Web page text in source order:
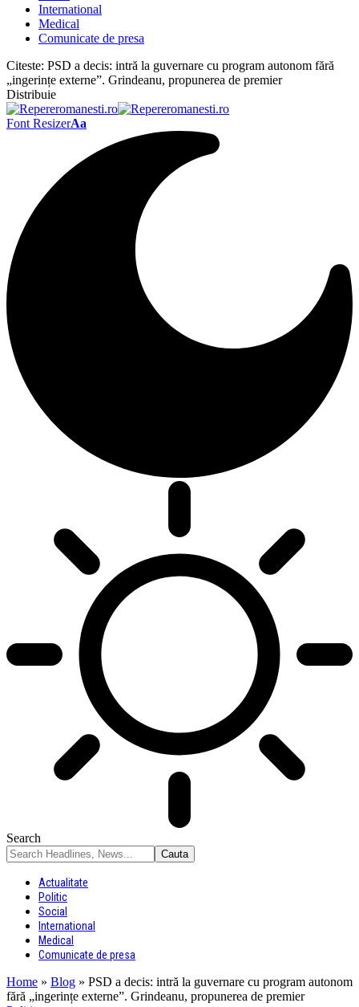
International
Medical
Comunicate de presa
Citeste: PSD a decis: intră la guvernare cu program autonom fără
„ingerințe externe”. Grindeanu, propunerea de premier
Distribuie
Font ResizerAa
Search
Actualitate
Politic
Social
International
Medical
Comunicate de presa
Home » Blog » PSD a decis: intră la guvernare cu program autonom
fără „ingerințe externe”. Grindeanu, propunerea de premier